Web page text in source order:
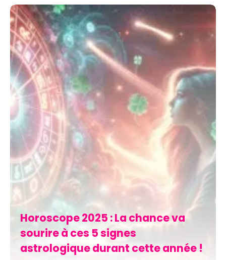
Horoscope 2025 : La chance va
sourire à ces 5 signes
astrologique durant cette année !